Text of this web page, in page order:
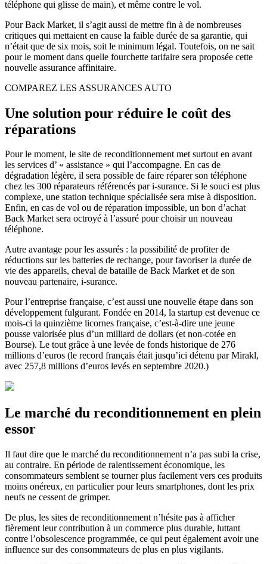
téléphone qui glisse de main), et même contre le vol.
Pour Back Market, il s’agit aussi de mettre fin à de nombreuses
critiques qui mettaient en cause la faible durée de sa garantie, qui
n’était que de six mois, soit le minimum légal. Toutefois, on ne sait
pour le moment dans quelle fourchette tarifaire sera proposée cette
nouvelle assurance affinitaire.
COMPAREZ LES ASSURANCES AUTO
Une solution pour réduire le coût des
réparations
Pour le moment, le site de reconditionnement met surtout en avant
les services d’ « assistance » qui l’accompagne. En cas de
dégradation légère, il sera possible de faire réparer son téléphone
chez les 300 réparateurs référencés par i-surance. Si le souci est plus
complexe, une station technique spécialisée sera mise à disposition.
Enfin, en cas de vol ou de réparation impossible, un bon d’achat
Back Market sera octroyé à l’assuré pour choisir un nouveau
téléphone.
Autre avantage pour les assurés : la possibilité de profiter de
réductions sur les batteries de rechange, pour favoriser la durée de
vie des appareils, cheval de bataille de Back Market et de son
nouveau partenaire, i-surance.
Pour l’entreprise française, c’est aussi une nouvelle étape dans son
développement fulgurant. Fondée en 2014, la startup est devenue ce
mois-ci la quinzième licornes française, c’est-à-dire une jeune
pousse valorisée plus d’un milliard de dollars (et non-cotée en
Bourse). Le tout grâce à une levée de fonds historique de 276
millions d’euros (le record français était jusqu’ici détenu par Mirakl,
avec 257,8 millions d’euros levés en septembre 2020.)
Le marché du reconditionnement en plein
essor
Il faut dire que le marché du reconditionnement n’a pas subi la crise,
au contraire. En période de ralentissement économique, les
consommateurs semblent se tourner plus facilement vers ces produits
moins onéreux, en particulier pour leurs smartphones, dont les prix
neufs ne cessent de grimper.
De plus, les sites de reconditionnement n’hésite pas à afficher
fièrement leur contribution à un commerce plus durable, luttant
contre l’obsolescence programmée, ce qui peut également avoir une
influence sur des consommateurs de plus en plus vigilants.